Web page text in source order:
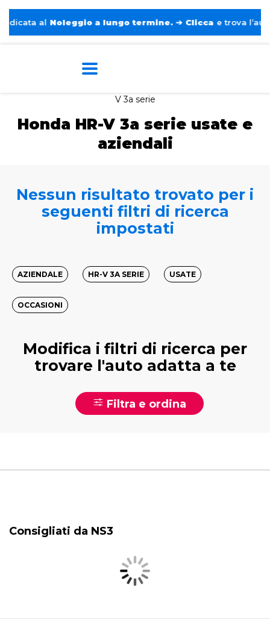
al Noleggio a lungo termine. ➔ Clicca e trova l’auto
V 3a serie
Honda HR-V 3a serie usate e
aziendali
Nessun risultato trovato per i
seguenti filtri di ricerca
impostati
AZIENDALE HR-V 3A SERIE USATE
OCCASIONI
Modifica i filtri di ricerca per
trovare l'auto adatta a te
Filtra e ordina
Consigliati da NS3